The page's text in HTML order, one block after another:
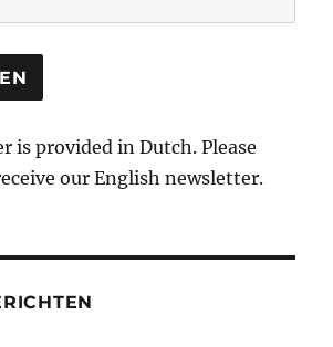
is provided in Dutch. Please
our English newsletter.